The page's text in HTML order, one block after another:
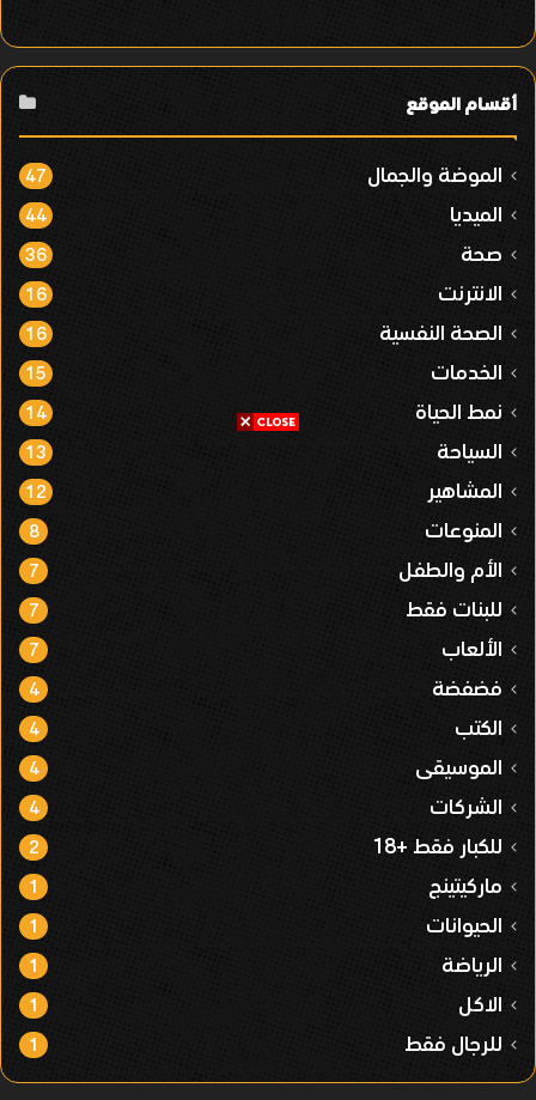
أقسام الموقع
الموضة والجمال 47
الميديا 44
صحة 36
الانترنت 16
الصحة النفسية 16
الخدمات 15
نمط الحياة 14
السياحة 13
المشاهير 12
المنوعات 8
الأم والطفل 7
للبنات فقط 7
الألعاب 7
فضفضة 4
الكتب 4
الموسيقى 4
الشركات 4
للكبار فقط +18 2
ماركيتينج 1
الحيوانات 1
الرياضة 1
الاكل 1
للرجال فقط 1